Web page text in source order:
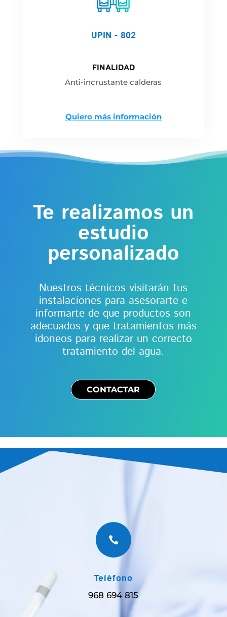
UPIN - 802
FINALIDAD
Anti-incrustante calderas
Quiero más información
Te realizamos un
estudio
personalizado
Nuestros técnicos visitarán tus
instalaciones para asesorarte e
informarte de que productos son
adecuados y que tratamientos más
idoneos para realizar un correcto
tratamiento del agua.
CONTACTAR

Teléfono
968 694 815